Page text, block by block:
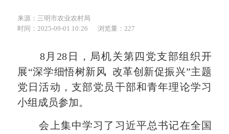
来源：三明市农业农村局
时间：2025-09-01 10:26
浏览量：227
8月28日，局机关第四党支部组织开
展“深学细悟树新风 改革创新促振兴”主题
党日活动，支部党员干部和青年理论学习
小组成员参加。
会上集中学习了习近平总书记在全国